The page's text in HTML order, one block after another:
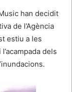
han decidit
de l’Agència
estiu a les
dels